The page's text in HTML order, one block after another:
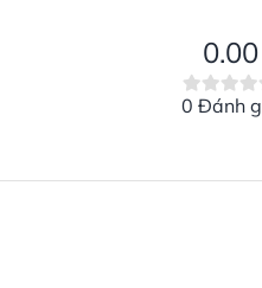
0.00
0 Đánh